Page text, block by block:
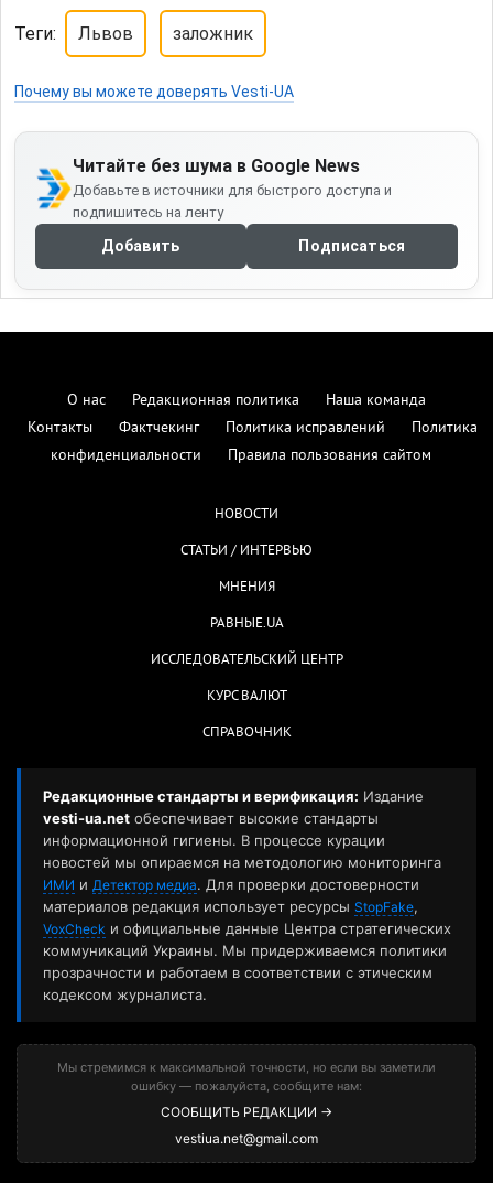
Теги: Львов заложник
Почему вы можете доверять Vesti-UA
Читайте без шума в Google News
Добавьте в источники для быстрого доступа и
подпишитесь на ленту
Добавить Подписаться
О нас Редакционная политика
Наша команда
Контакты
Фактчекинг Политика исправлений
Политика
конфиденциальности
Правила пользования сайтом
НОВОСТИ
СТАТЬИ / ИНТЕРВЬЮ
МНЕНИЯ
РАВНЫЕ.UA
ИССЛЕДОВАТЕЛЬСКИЙ ЦЕНТР
КУРС ВАЛЮТ
СПРАВОЧНИК
Редакционные стандарты и верификация: Издание
vesti-ua.net обеспечивает высокие стандарты
информационной гигиены. В процессе курации
новостей мы опираемся на методологию мониторинга
ИМИ и Детектор медиа. Для проверки достоверности
материалов редакция использует ресурсы StopFake,
VoxCheck и официальные данные Центра стратегических
коммуникаций Украины. Мы придерживаемся политики
прозрачности и работаем в соответствии с этическим
кодексом журналиста.
Мы стремимся к максимальной точности, но если вы заметили
ошибку — пожалуйста, сообщите нам:
СООБЩИТЬ РЕДАКЦИИ →
vestiua.net@gmail.com